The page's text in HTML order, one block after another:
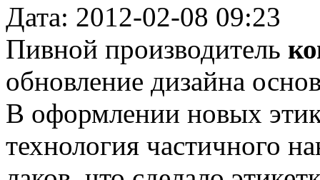
Дата: 2012-02-08 09:23
Пивной производитель
обновление дизайна
В оформлении новых
технология частичного